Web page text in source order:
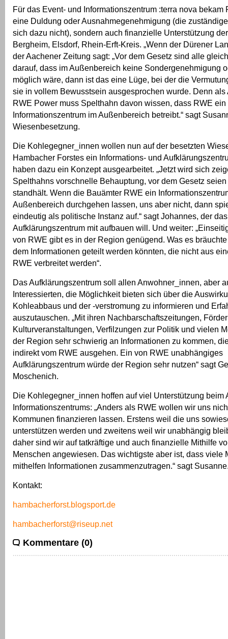
Für das Event- und Informationszentrum :terra nova bekam
eine Duldung oder Ausnahmegenehmigung (die
sich dazu nicht), sondern auch finanzielle Unterstützung
Bergheim, Elsdorf, Rhein-Erft-Kreis. „Wenn der Dürener
der Aachener Zeitung sagt: „Vor dem Gesetz sind alle
darauf, dass im Außenbereich keine Sondergenehmigung
möglich wäre, dann ist das eine Lüge, bei der die
sie in vollem Bewusstsein ausgesprochen wurde. Denn als
RWE Power muss Spelthahn davon wissen, dass RWE ein
Informationszentrum im Außenbereich betreibt.“ sagt
Wiesenbesetzung.
Die Kohlegegner_innen wollen nun auf der besetzten
Hambacher Forstes ein Informations- und
haben dazu ein Konzept ausgearbeitet. „Jetzt wird sich
Spelthahns vorschnelle Behauptung, vor dem Gesetz
standhält. Wenn die Bauämter RWE ein
Außenbereich durchgehen lassen, uns aber nicht, dann
eindeutig als politische Instanz auf.“ sagt Johannes, der das
Aufklärungszentrum mit aufbauen will. Und weiter:
von RWE gibt es in der Region genügend. Was es
dem Informationen geteilt werden könnten, die nicht aus
RWE verbreitet werden“.
Das Aufklärungszentrum soll allen Anwohner_innen, aber
Interessierten, die Möglichkeit bieten sich über die
Kohleabbaus und der -verstromung zu informieren und
auszutauschen. „Mit ihren Nachbarschaftszeitungen,
Kulturveranstaltungen, Verfilzungen zur Politik und vielen
der Region sehr schwierig an Informationen zu kommen,
indirekt vom RWE ausgehen. Ein von RWE unabhängiges
Aufklärungszentrum würde der Region sehr nutzen“ sagt
Moschenich.
Die Kohlegegner_innen hoffen auf viel Unterstützung beim
Informationszentrums: „Anders als RWE wollen wir uns
Kommunen finanzieren lassen. Erstens weil die uns
unterstützen werden und zweitens weil wir unabhängig
daher sind wir auf tatkräftige und auch finanzielle Mithilfe
Menschen angewiesen. Das wichtigste aber ist, dass viele
mithelfen Informationen zusammenzutragen.“ sagt
Kontakt:
hambacherforst.blogsport.de
hambacherforst@riseup.net
Kommentare (0)